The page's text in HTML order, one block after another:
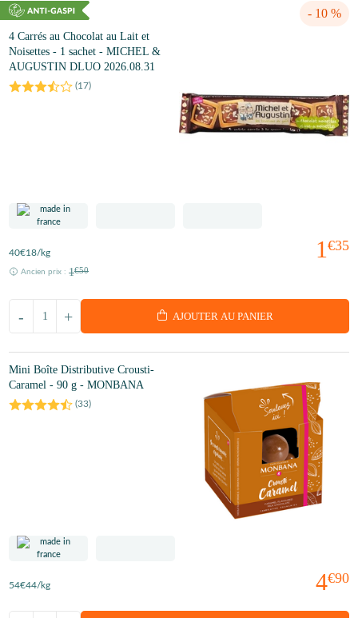
- 10 %
4 Carrés au Chocolat au Lait et
Noisettes - 1 sachet - MICHEL &
AUGUSTIN DLUO 2026.08.31
(17)
1 €35
40€18/kg
Ancien prix : 1€50
+
- AJOUTER AU PANIER
Mini Boîte Distributive Crousti-
Caramel - 90 g - MONBANA
(33)
4€90
54€44/kg